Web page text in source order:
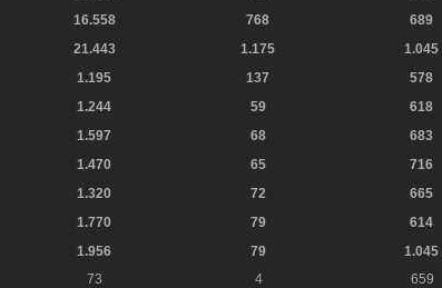
16.558 768 689
21.443 1.175 1.045
1.195 137 578
1.244 59 618
1.597 68 683
1.470 65 716
1.320 72 665
1.770 79 614
1.956 79 1.045
73 4 659